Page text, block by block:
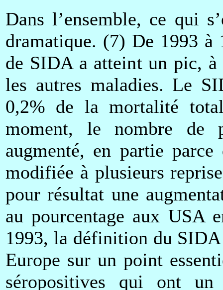
Dans l’ensemble, ce qui
dramatique. (7) De 1993 à
de SIDA a atteint un pic, à
les autres maladies. Le
0,2% de la mortalité
moment, le nombre de
augmenté, en partie
modifiée à plusieurs
pour résultat une
au pourcentage aux USA
1993, la définition du SIDA
Europe sur un point
séropositives qui ont